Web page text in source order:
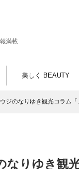
満載
美しく BEAUTY
ジのなりゆき観光コラム
なりゆき観